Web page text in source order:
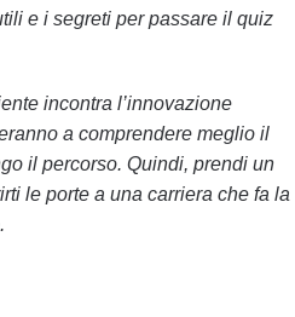
e i segreti per passare il quiz
incontra l’innovazione
a comprendere meglio il
il percorso. Quindi, prendi un
le porte a una carriera che fa la